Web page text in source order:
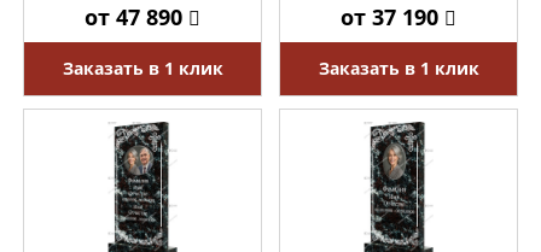
от 47 890
Заказать в 1 клик
от 37 190
Заказать в 1 клик